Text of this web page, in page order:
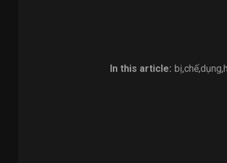
In this article: bị,chế,dụng,